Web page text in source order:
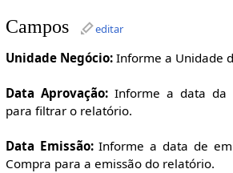
Campos editar
Unidade Negócio:Informe a Unidade
Data Aprovação:Informe a data da
para filtrar o relatório.
Data Emissão:Informe a data de
Compra para a emissão do relatório.